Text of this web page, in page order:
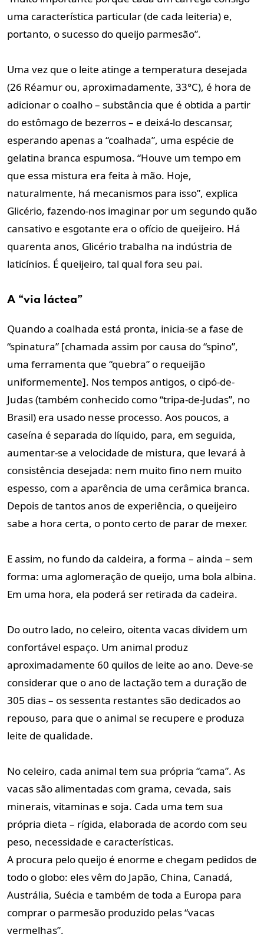
uma característica particular (de cada leiteria) e,
portanto, o sucesso do queijo parmesão”.
Uma vez que o leite atinge a temperatura desejada
(26 Réamur ou, aproximadamente, 33°C), é hora de
adicionar o coalho – substância que é obtida a partir
do estômago de bezerros – e deixá-lo descansar,
esperando apenas a “coalhada”, uma espécie de
gelatina branca espumosa. “Houve um tempo em
que essa mistura era feita à mão. Hoje,
naturalmente, há mecanismos para isso”, explica
Glicério, fazendo-nos imaginar por um segundo quão
cansativo e esgotante era o ofício de queijeiro. Há
quarenta anos, Glicério trabalha na indústria de
laticínios. É queijeiro, tal qual fora seu pai.
A “via láctea”
Quando a coalhada está pronta, inicia-se a fase de
“spinatura” [chamada assim por causa do “spino”,
uma ferramenta que “quebra” o requeijão
uniformemente]. Nos tempos antigos, o cipó-de-
Judas (também conhecido como “tripa-de-Judas”, no
Brasil) era usado nesse processo. Aos poucos, a
caseína é separada do líquido, para, em seguida,
aumentar-se a velocidade de mistura, que levará à
consistência desejada: nem muito fino nem muito
espesso, com a aparência de uma cerâmica branca.
Depois de tantos anos de experiência, o queijeiro
sabe a hora certa, o ponto certo de parar de mexer.
E assim, no fundo da caldeira, a forma – ainda – sem
forma: uma aglomeração de queijo, uma bola albina.
Em uma hora, ela poderá ser retirada da cadeira.
Do outro lado, no celeiro, oitenta vacas dividem um
confortável espaço. Um animal produz
aproximadamente 60 quilos de leite ao ano. Deve-se
considerar que o ano de lactação tem a duração de
305 dias – os sessenta restantes são dedicados ao
repouso, para que o animal se recupere e produza
leite de qualidade.
No celeiro, cada animal tem sua própria “cama”. As
vacas são alimentadas com grama, cevada, sais
minerais, vitaminas e soja. Cada uma tem sua
própria dieta – rígida, elaborada de acordo com seu
peso, necessidade e características.
A procura pelo queijo é enorme e chegam pedidos de
todo o globo: eles vêm do Japão, China, Canadá,
Austrália, Suécia e também de toda a Europa para
comprar o parmesão produzido pelas “vacas
vermelhas”.